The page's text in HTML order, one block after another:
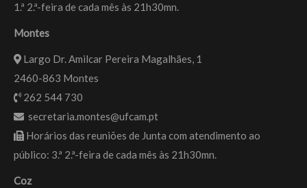
1.ª 2.ª-feira de cada mês às 21h30mn.
Montes
Largo Dr. Amilcar Pereira Magalhães, 1
2460-863 Montes
262 544 730
secretaria.montes@ufcam.pt
Horários das reuniões de Junta com atendimento ao
público: 3.ª 2.ª-feira de cada mês às 21h30mn.
Coz